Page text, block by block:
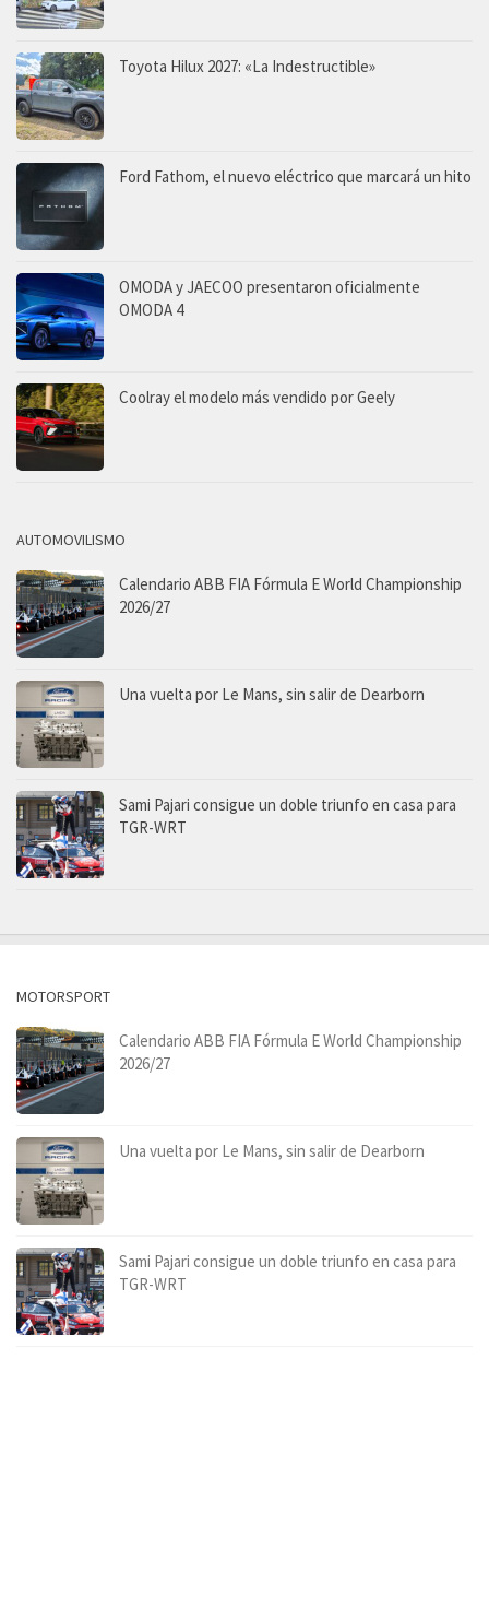
Toyota Hilux 2027: «La Indestructible»
Ford Fathom, el nuevo eléctrico que marcará un hito
OMODA y JAECOO presentaron oficialmente
OMODA 4
Coolray el modelo más vendido por Geely
AUTOMOVILISMO
Calendario ABB FIA Fórmula E World Championship
2026/27
Una vuelta por Le Mans, sin salir de Dearborn
Sami Pajari consigue un doble triunfo en casa para
TGR-WRT
MOTORSPORT
Calendario ABB FIA Fórmula E World Championship
2026/27
Una vuelta por Le Mans, sin salir de Dearborn
Sami Pajari consigue un doble triunfo en casa para
TGR-WRT